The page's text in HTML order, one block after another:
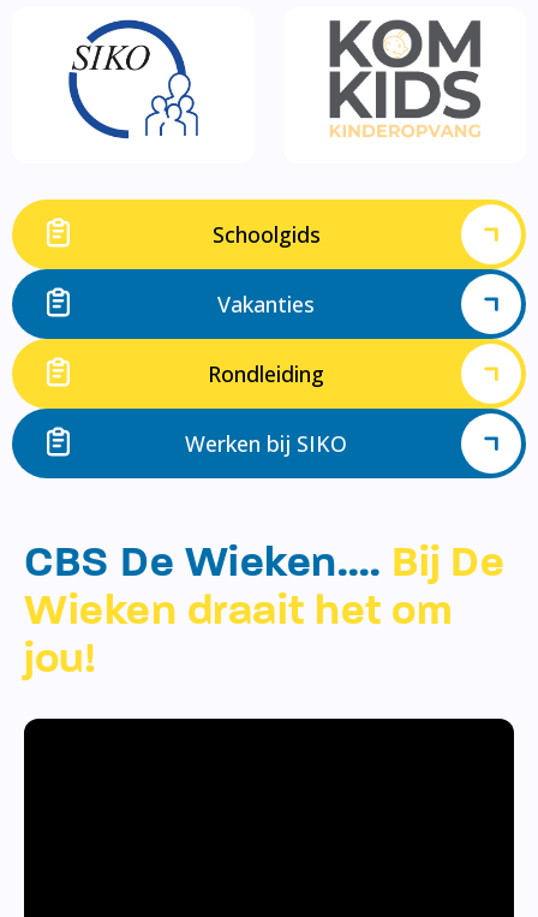
Schoolgids
Vakanties
Rondleiding
Werken bij SIKO
CBS De Wieken…. Bij De
Wieken draait het om
jou!